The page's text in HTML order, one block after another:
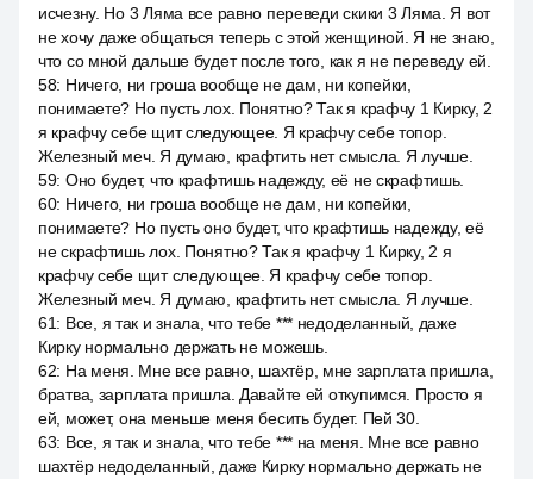
исчезну. Но 3 Ляма все равно переведи скики 3 Ляма. Я вот
не хочу даже общаться теперь с этой женщиной. Я не знаю,
что со мной дальше будет после того, как я не переведу ей.
58: Ничего, ни гроша вообще не дам, ни копейки,
понимаете? Но пусть лох. Понятно? Так я крафчу 1 Кирку, 2
я крафчу себе щит следующее. Я крафчу себе топор.
Железный меч. Я думаю, крафтить нет смысла. Я лучше.
59: Оно будет, что крафтишь надежду, её не скрафтишь.
60: Ничего, ни гроша вообще не дам, ни копейки,
понимаете? Но пусть оно будет, что крафтишь надежду, её
не скрафтишь лох. Понятно? Так я крафчу 1 Кирку, 2 я
крафчу себе щит следующее. Я крафчу себе топор.
Железный меч. Я думаю, крафтить нет смысла. Я лучше.
61: Все, я так и знала, что тебе *** недоделанный, даже
Кирку нормально держать не можешь.
62: На меня. Мне все равно, шахтёр, мне зарплата пришла,
братва, зарплата пришла. Давайте ей откупимся. Просто я
ей, может, она меньше меня бесить будет. Пей 30.
63: Все, я так и знала, что тебе *** на меня. Мне все равно
шахтёр недоделанный, даже Кирку нормально держать не